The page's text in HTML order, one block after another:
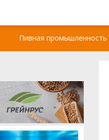
Пивная промышленность